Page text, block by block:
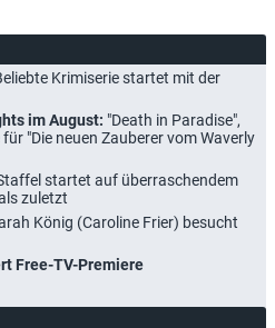
Krimiserie startet mit der
im August: "Death in Paradise",
"Die neuen Zauberer vom Waverly
startet auf überraschendem
zuletzt
König (Caroline Frier) besucht
Free-TV-Premiere